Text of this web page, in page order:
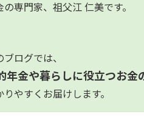
の専門家、祖父江 仁美です。
ブログでは、
年金や暮らしに役立つお金
りやすくお届けします。